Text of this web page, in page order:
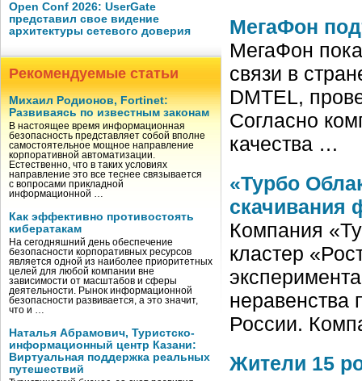
Open Conf 2026: UserGate
представил свое видение
архитектуры сетевого доверия
Рекомендуемые статьи
Михаил Родионов, Fortinet:
Развиваясь по известным законам
В настоящее время информационная
безопасность представляет собой вполне
самостоятельное мощное направление
корпоративной автоматизации.
Естественно, что в таких условиях
направление это все теснее связывается
с вопросами прикладной
информационной …
Как эффективно противостоять
кибератакам
На сегодняшний день обеспечение
безопасности корпоративных ресурсов
является одной из наиболее приоритетных
целей для любой компании вне
зависимости от масштабов и сферы
деятельности. Рынок информационной
безопасности развивается, а это значит,
что и …
Наталья Абрамович, Туристско-
информационный центр Казани:
Виртуальная поддержка реальных
путешествий
МегаФон
МегаФон
связи в
DMTEL,
Согласно
качества …
«Турбо
скачивания
Компания
кластер
неравенства
России.
Жители 15